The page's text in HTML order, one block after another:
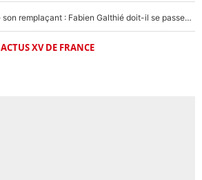
Le XV de France a trouvé son remplaçant : Fabien Galthié doit-il se passer d'Antoine Dupont ?
ACTUS XV DE FRANCE